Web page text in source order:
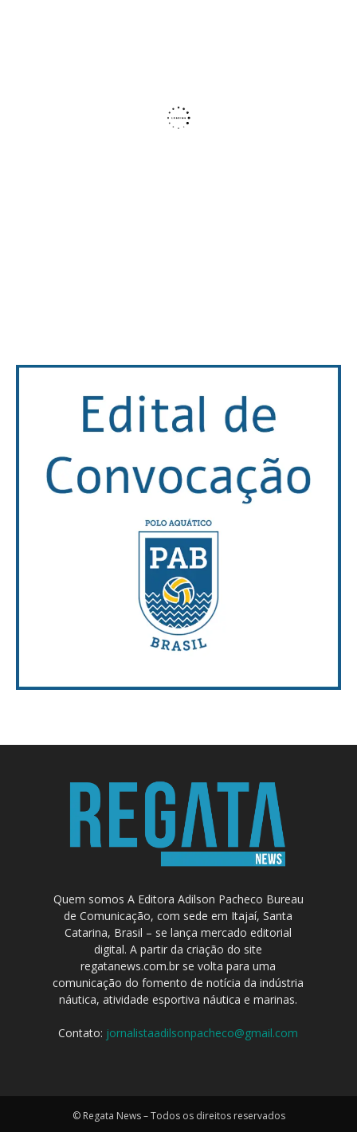
Quem somos A Editora Adilson Pacheco Bureau
de Comunicação, com sede em Itajaí, Santa
Catarina, Brasil – se lança mercado editorial
digital. A partir da criação do site
regatanews.com.br se volta para uma
comunicação do fomento de notícia da indústria
náutica, atividade esportiva náutica e marinas.
Contato: jornalistaadilsonpacheco@gmail.com
© Regata News – Todos os direitos reservados